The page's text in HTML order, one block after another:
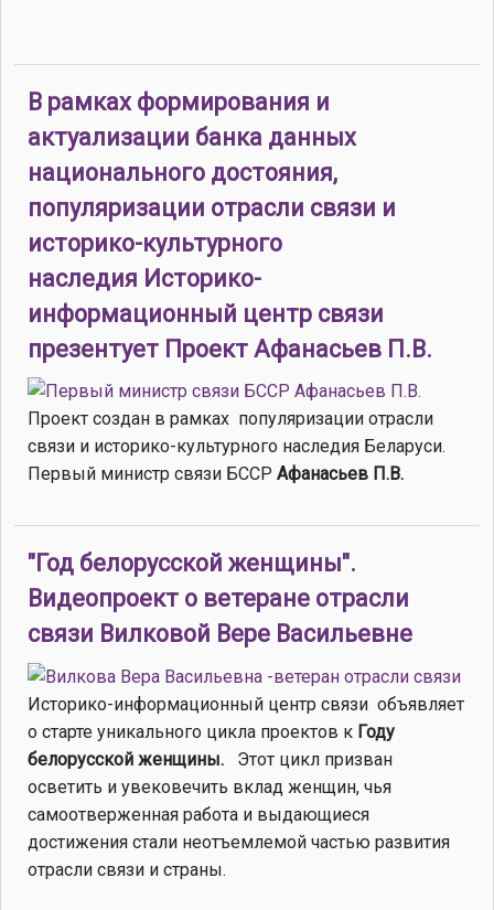
В рамках формирования и
актуализации банка данных
национального достояния,
популяризации отрасли связи и
историко-культурного
наследия Историко-
информационный центр связи
презентует Проект Афанасьев П.В.
Проект создан в рамках популяризации отрасли
связи и историко-культурного наследия Беларуси.
Первый министр связи БССР Афанасьев П.В.
"Год белорусской женщины".
Видеопроект о ветеране отрасли
связи Вилковой Вере Васильевне
Историко-информационный центр связи объявляет
о старте уникального цикла проектов к Году
белорусской женщины.
Этот цикл призван
осветить и увековечить вклад женщин, чья
самоотверженная работа и выдающиеся
достижения стали неотъемлемой частью развития
отрасли связи и страны.